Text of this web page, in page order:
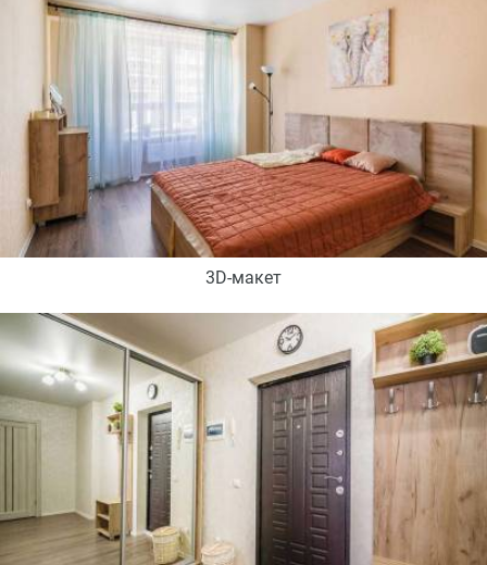
3D-макет